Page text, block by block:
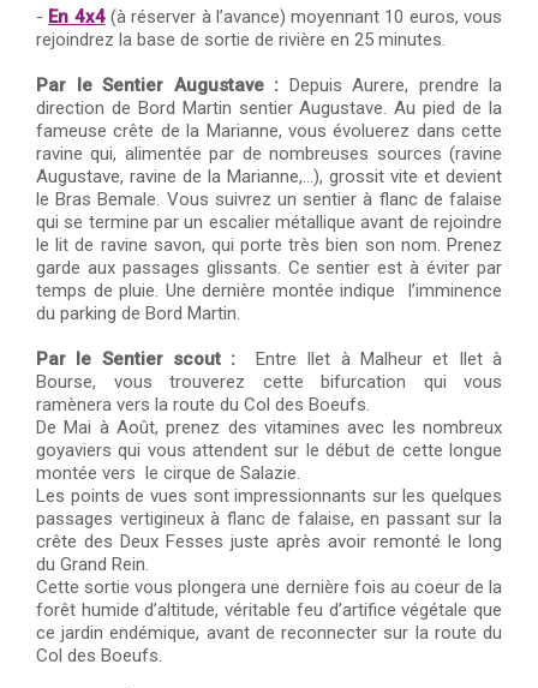
- En 4x4(à réserver à l’avance) moyennant 10 euros, vous
rejoindrez la base de sortie de rivière en 25 minutes.
Par le Sentier Augustave : Depuis Aurere, prendre la
direction de Bord Martin sentier Augustave. Au pied de la
fameuse crête de la Marianne, vous évoluerez dans cette
ravine qui, alimentée par de nombreuses sources (ravine
Augustave, ravine de la Marianne,…), grossit vite et devient
le Bras Bemale. Vous suivrez un sentier à flanc de falaise
qui se termine par un escalier métallique avant de rejoindre
le lit de ravine savon, qui porte très bien son nom. Prenez
garde aux passages glissants. Ce sentier est à éviter par
temps de pluie. Une dernière montée indique l’imminence
du parking de Bord Martin.
Par le Sentier scout :
Entre Ilet à Malheur et Ilet à
Bourse, vous trouverez cette bifurcation qui vous
ramènera vers la route du Col des Boeufs.
De Mai à Août, prenez des vitamines avec les nombreux
goyaviers qui vous attendent sur le début de cette longue
montée vers le cirque de Salazie.
Les points de vues sont impressionnants sur les quelques
passages vertigineux à flanc de falaise, en passant sur la
crête des Deux Fesses juste après avoir remonté le long
du Grand Rein.
Cette sortie vous plongera une dernière fois au coeur de la
forêt humide d’altitude, véritable feu d’artifice végétale que
ce jardin endémique, avant de reconnecter sur la route du
Col des Boeufs.